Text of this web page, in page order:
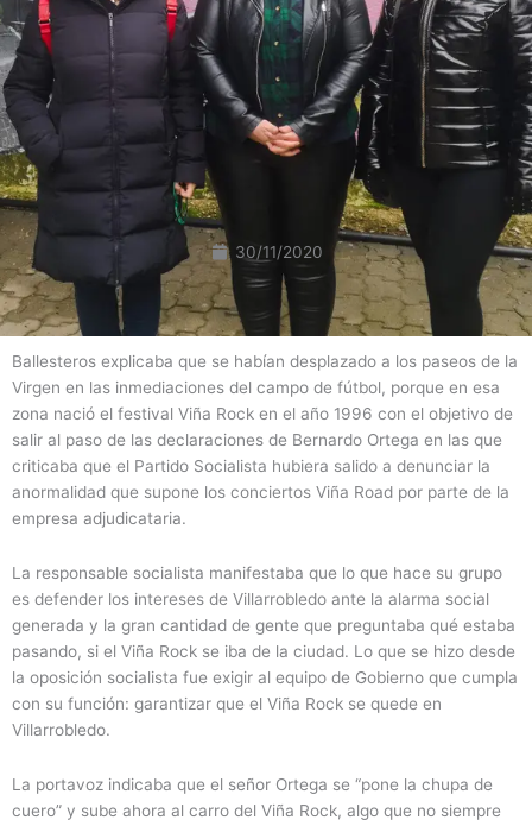
30/11/2020
Ballesteros explicaba que se habían desplazado a los paseos de la
Virgen en las inmediaciones del campo de fútbol, porque en esa
zona nació el festival Viña Rock en el año 1996 con el objetivo de
salir al paso de las declaraciones de Bernardo Ortega en las que
criticaba que el Partido Socialista hubiera salido a denunciar la
anormalidad que supone los conciertos Viña Road por parte de la
empresa adjudicataria.
La responsable socialista manifestaba que lo que hace su grupo
es defender los intereses de Villarrobledo ante la alarma social
generada y la gran cantidad de gente que preguntaba qué estaba
pasando, si el Viña Rock se iba de la ciudad. Lo que se hizo desde
la oposición socialista fue exigir al equipo de Gobierno que cumpla
con su función: garantizar que el Viña Rock se quede en
Villarrobledo.
La portavoz indicaba que el señor Ortega se “pone la chupa de
cuero” y sube ahora al carro del Viña Rock, algo que no siempre